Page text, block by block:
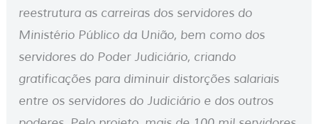
reestrutura as carreiras dos servidores do
Ministério Público da União, bem como dos
servidores do Poder Judiciário, criando
gratificações para diminuir distorções salariais
entre os servidores do Judiciário e dos outros